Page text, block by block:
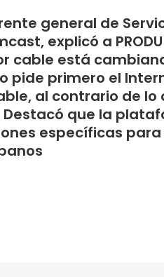
general de
explicó a
cable está
pide primero el
al contrario de lo
que la
específicas